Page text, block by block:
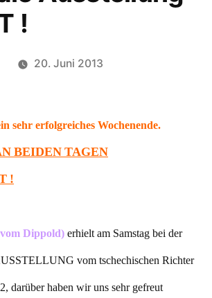
!
20. Juni 2013
sehr erfolgreiches Wochenende.
BEIDEN TAGEN
!
Dippold) erhielt am Samstag bei der
vom tschechischen Richter
darüber haben wir uns sehr gefreut